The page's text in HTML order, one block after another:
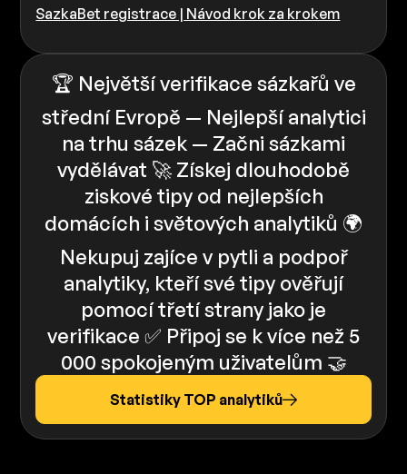
SazkaBet registrace | Návod krok za krokem
🏆 Největší verifikace sázkařů ve
střední Evropě — Nejlepší analytici
na trhu sázek — Začni sázkami
vydělávat 🚀 Získej dlouhodobě
ziskové tipy od nejlepších
domácích i světových analytiků 🌍
Nekupuj zajíce v pytli a podpoř
analytiky, kteří své tipy ověřují
pomocí třetí strany jako je
verifikace ✅️️ Připoj se k více než 5
000 spokojeným uživatelům 🤝
Statistiky TOP analytiků